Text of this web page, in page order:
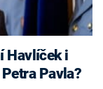
Pavla?